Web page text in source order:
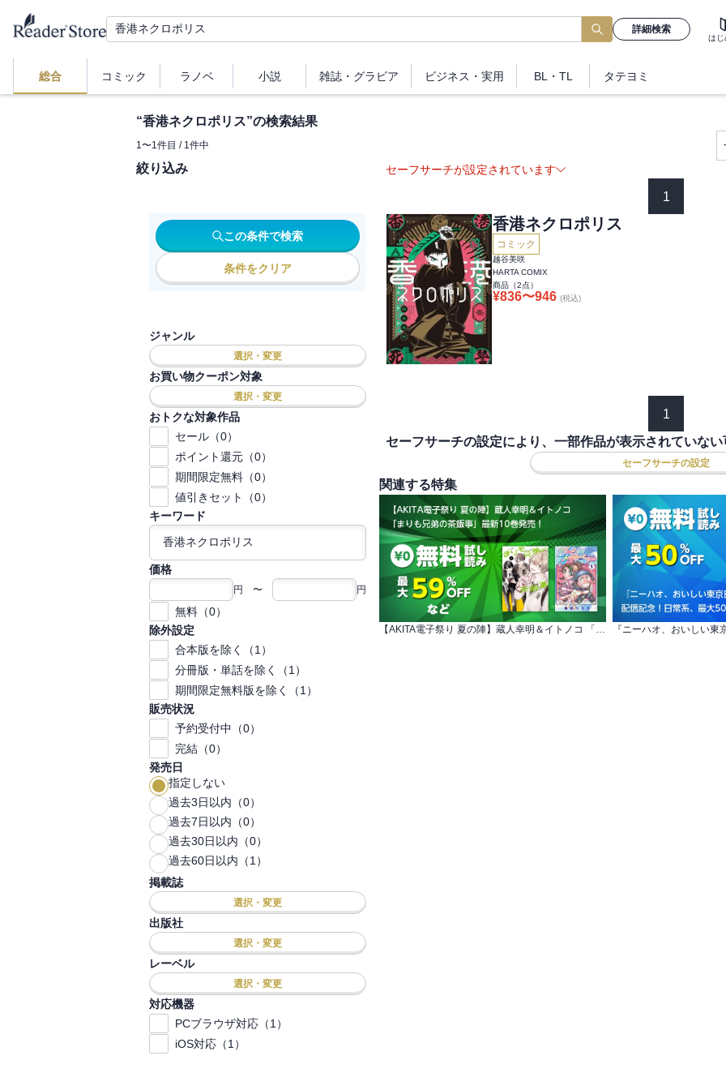
詳細検索
はじ
総合 コミック ラノベ 小説 雑誌・ グラビア ビジネス ・実用 BL・TL タテヨミ
“香港ネクロポリス”の検索結果
1〜1件目 / 1件中
絞り込み
この条件で検索
条件をクリア
ジャンル
選択・変更
お買い物クーポン対象
選択・変更
おトクな対象作品
セール（0）
ポイント還元（0）
期間限定無料（0）
値引きセット（0）
キーワード
価格
円 〜 円
無料（0）
除外設定
合本版を除く（1）
分冊版・単話を除く（1）
期間限定無料版を除く（1）
販売状況
予約受付中（0）
完結（0）
発売日
指定しない
過去3日以内（0）
過去7日以内（0）
過去30日以内（0）
過去60日以内（1）
掲載誌
選択・変更
出版社
選択・変更
レーベル
選択・変更
対応機器
PCブラウザ対応（1）
iOS対応（1）
セーフサーチが設定されています
1
香港ネクロポリス
コミック
越谷美咲
HARTA COMIX
商品（2点）
¥836〜946 (税込)
1
セーフサーチの設定により、一部作品が表示されていな
セーフサーチの設定
関連する特集
【AKITA電子祭り 夏の陣】蔵人幸明＆イトノコ 「まりも兄弟の茶飯事」最新10巻発売！